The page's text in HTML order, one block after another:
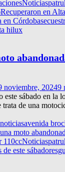
Noticias
Recuperaron en
en Córdoba
hilux
noviembre, 20249
este sábado en la
trata de una
avenida
moto
110ccNoticias
de este sábado